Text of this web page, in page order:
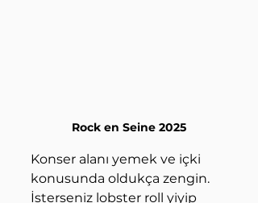
Rock en Seine 2025
Konser alanı yemek ve içki
konusunda oldukça zengin.
İsterseniz lobster roll yiyip